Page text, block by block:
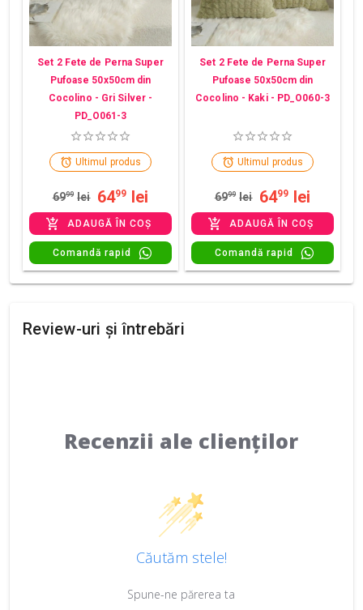
Set 2 Fete de Perna Super
Pufoase 50x50cm din
Cocolino - Gri Silver -
PD_O061-3
Ultimul produs
6999 lei 6499 lei
ADAUGĂ ÎN COȘ
Comandă rapid
Set 2 Fete de Perna Super
Pufoase 50x50cm din
Cocolino - Kaki - PD_O060-3
Ultimul produs
6999 lei 6499 lei
ADAUGĂ ÎN COȘ
Comandă rapid
Review-uri și întrebări
Recenzii ale clienților
Căutăm stele!
Spune-ne părerea ta